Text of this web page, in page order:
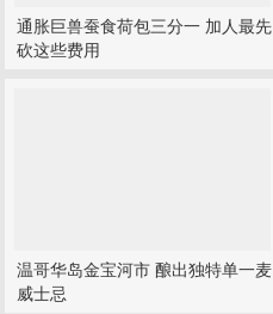
通胀巨兽蚕食荷包三分一 加人最先
砍这些费用
温哥华岛金宝河市 酿出独特单一麦
威士忌